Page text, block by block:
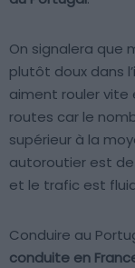
On signalera que
plutôt doux dans
aiment rouler vite
routes car le
supérieur à la
autoroutier est
et le trafic est
Conduire au
conduite en